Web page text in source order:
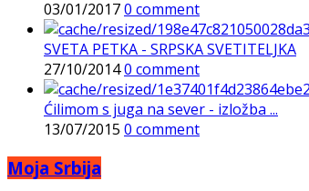
03/01/20170 comment
SVETA PETKA - SRPSKA SVETITELJKA
27/10/20140 comment
Ćilimom s juga na sever - izložba ...
13/07/2015 0 comment
Moja Srbija